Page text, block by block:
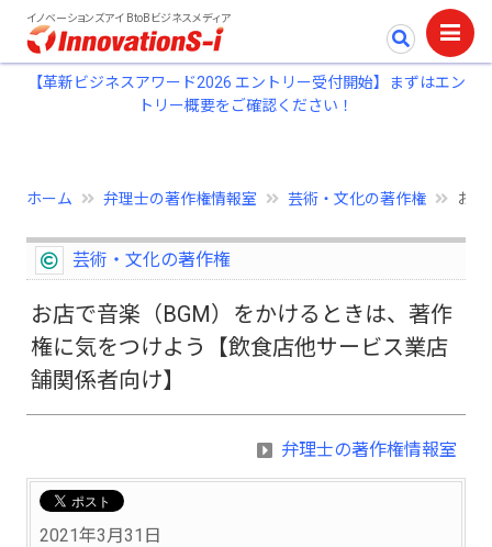
イノベーションズアイ BtoBビジネスメディア
【革新ビジネスアワード2026 エントリー受付開始】まずはエン
トリー概要をご確認ください！
ホーム 弁理士の著作権情報室 芸術・文化の著作権 お
芸術・文化の著作権
お店で音楽（BGM）をかけるときは、著作
権に気をつけよう【飲食店他サービス業店
舗関係者向け】
弁理士の著作権情報室
2021年3月31日